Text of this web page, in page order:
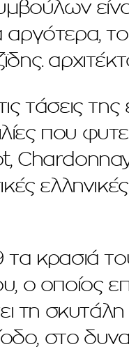
είναι
αργότερα,
τάσεις
που
κρασιά
ο οποίος
τη σκυτάλη
στο